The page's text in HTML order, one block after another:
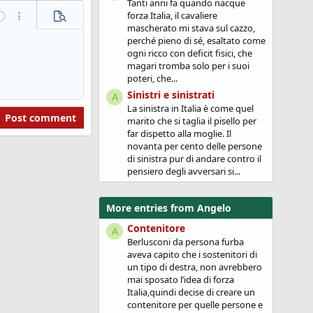
More options...
Preview
Post comment
Tanti anni fa quando nacque
forza Italia, il cavaliere
mascherato mi stava sul cazzo,
perché pieno di sé, esaltato come
ogni ricco con deficit fisici, che
magari tromba solo per i suoi
poteri, che...
A Sinistri e sinistrati
La sinistra in Italia è come quel
marito che si taglia il pisello per
far dispetto alla moglie. Il
novanta per cento delle persone
di sinistra pur di andare contro il
pensiero degli avversari si...
More entries from Angelo
A Contenitore
Berlusconi da persona furba
aveva capito che i sostenitori di
un tipo di destra, non avrebbero
mai sposato l’idea di forza
Italia,quindi decise di creare un
contenitore per quelle persone e